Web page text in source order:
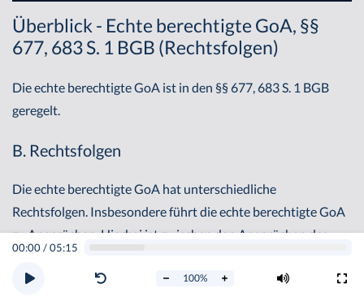
00:00/05:15
100%
Überblick - Echte berechtigte GoA, §§
677, 683 S. 1 BGB (Rechtsfolgen)
Die echte berechtigte GoA ist in den §§ 677, 683 S. 1 BGB
geregelt.
B. Rechtsfolgen
Die echte berechtigte GoA hat unterschiedliche
Rechtsfolgen. Insbesondere führt die echte berechtigte GoA
zu Ansprüchen. Hierbei ist zwischen den Ansprüchen des
Geschäftsherren und den Ansprüchen des Geschäftsführers
zu differenzieren.